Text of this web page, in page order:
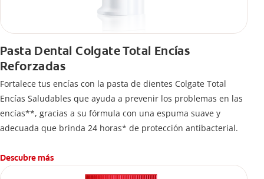
Pasta Dental Colgate Total Encías
Reforzadas
Fortalece tus encías con la pasta de dientes Colgate Total
Encías Saludables que ayuda a prevenir los problemas en las
encías**, gracias a su fórmula con una espuma suave y
adecuada que brinda 24 horas* de protección antibacterial.
Descubre más